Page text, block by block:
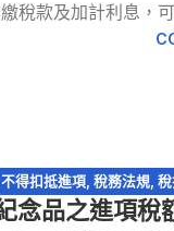
稅款及加計利息，
不得扣抵進項, 稅務法規,
念品之進項稅